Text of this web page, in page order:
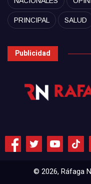
PRINCIPAL SALUD
Publicidad
© 2026, Ráfaga